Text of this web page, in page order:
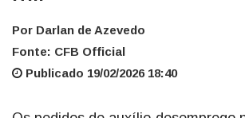
Por Darlan de Azevedo
Fonte: CFB Official
Publicado 19/02/2026 18:40